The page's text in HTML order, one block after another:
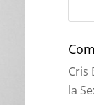
Cris
la